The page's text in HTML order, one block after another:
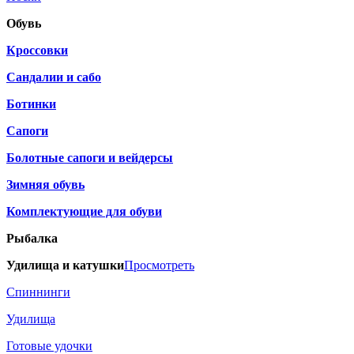
Обувь
Кроссовки
Сандалии и сабо
Ботинки
Сапоги
Болотные сапоги и вейдерсы
Зимняя обувь
Комплектующие для обуви
Рыбалка
Удилища и катушкиПросмотреть
Спиннинги
Удилища
Готовые удочки